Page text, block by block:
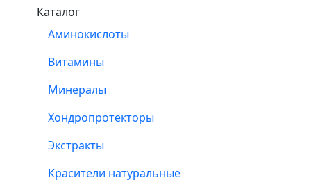
Каталог
Аминокислоты
Витамины
Минералы
Хондропротекторы
Экстракты
Красители натуральные